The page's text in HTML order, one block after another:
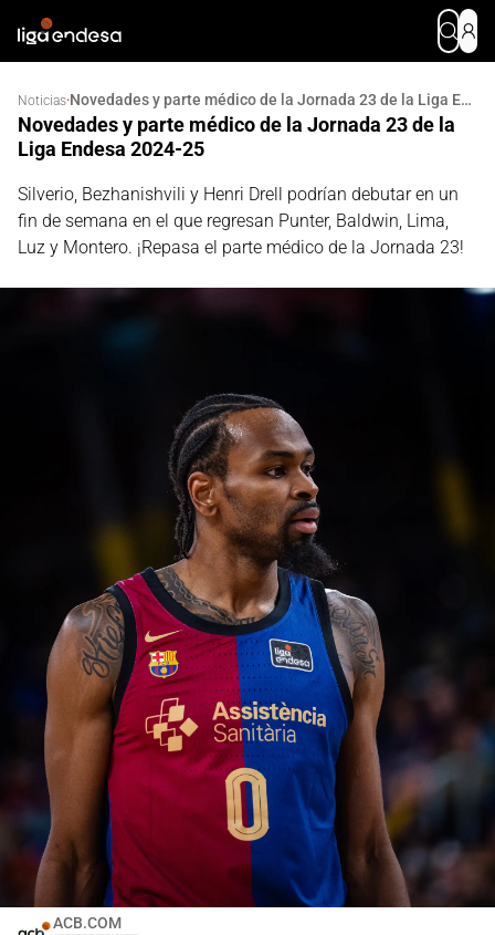
Noticias· Novedades y parte médico de la Jornada 23 de la Liga Endesa 2024-25
Novedades y parte médico de la Jornada 23 de la
Liga Endesa 2024-25
Silverio, Bezhanishvili y Henri Drell podrían debutar en un
fin de semana en el que regresan Punter, Baldwin, Lima,
Luz y Montero. ¡Repasa el parte médico de la Jornada 23!
ACB.COM